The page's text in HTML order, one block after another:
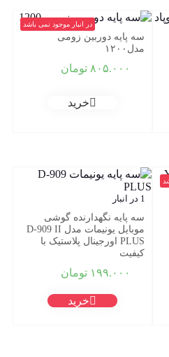
در انبار موجود نمی باشد
سه پایه دوربین زومی
مدل۱۲۰۰
۸۰۵.۰۰۰ تومان
خرید
سه پایه نگهدارنده گوشی
موبایل یونیمات مدل D-909 II
PLUS اورجینال پلاستیک با
کیفیت
۱۹۹.۰۰۰ تومان
خرید